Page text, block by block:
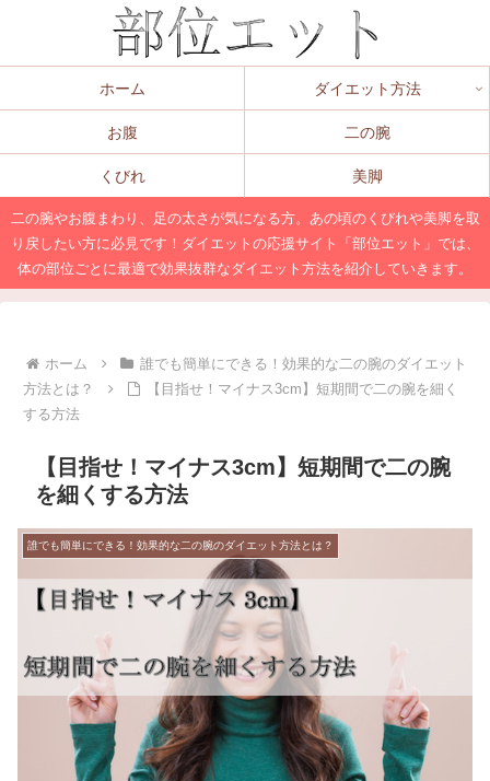
ホーム ダイエット方法
お腹 二の腕
くびれ 美脚
二の腕やお腹まわり、足の太さが気になる方。あの頃のくびれや美脚を取
り戻したい方に必見です！ダイエットの応援サイト「部位エット」では、
体の部位ごとに最適で効果抜群なダイエット方法を紹介していきます。
ホーム
誰でも簡単にできる！効果的な二の腕のダイエット
方法とは？
【目指せ！マイナス3cm】短期間で二の腕を細く
する方法
【目指せ！マイナス3cm】短期間で二の腕
を細くする方法
誰でも簡単にできる！効果的な二の腕のダイエット方法とは？